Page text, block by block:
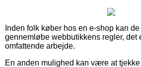
Inden folk køber hos en e-shop kan
gennemløbe webbutikkens regler, det
omfattende arbejde.
En anden mulighed kan være at